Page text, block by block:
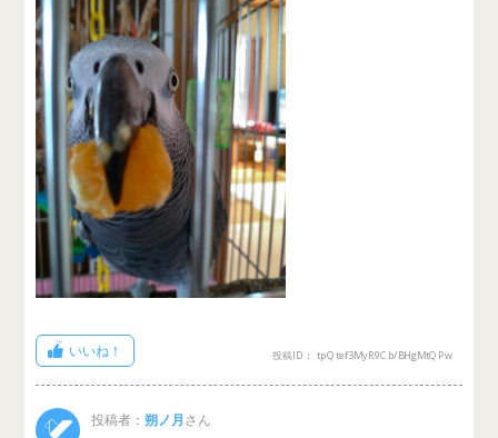
いいね！ 投稿ID： tpQtef3MyR9Cb/BHgMtQPw
投稿者：朔ノ月さん